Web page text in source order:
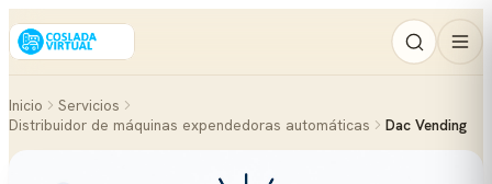
Inicio
Servicios
Distribuidor de máquinas expendedoras automáticas
Dac Vending